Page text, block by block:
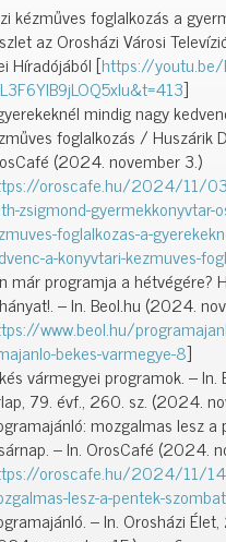
kézműves foglalkozás a
az Orosházi Városi
Híradójából [https://youtu.be/
]
mindig nagy
foglalkozás / Huszárik
(2024. november 3.)
oroscafe.hu/2024/11/
zsigmond-gyermekkonyvtar-
foglalkozas-a-
a-konyvtari-kezmuves-
már programja a hétvégére?
– In. Beol.hu (2024.
www.beol.hu/
bekes-varmegye-8]
vármegyei programok. – In.
79. évf., 260. sz. (2024.
mozgalmas lesz
– In. OrosCafé (2024.
oroscafe.hu/2024/11/
lesz-a-pentek-
– In. Orosházi